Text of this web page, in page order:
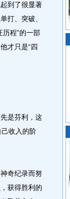
到了很显著
打、突破、
程”的一部
才只是“四
是芬利，这
收入的阶
奇纪录而努
获得胜利的